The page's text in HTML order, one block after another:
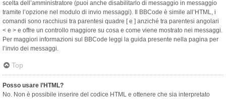
scelta dell’amministratore (puoi anche disabilitarlo di messaggio in messaggio
tramite l’opzione nel modulo di invio messaggi). Il BBCode è simile all’HTML, i
comandi sono racchiusi tra parentesi quadre [ e ] anziché tra parentesi angolari
< e > e offre un controllo maggiore su cosa e come viene mostrato nei messaggi.
Per maggiori informazioni sul BBCode leggi la guida presente nella pagina per
l’invio dei messaggi.
Top
Posso usare l’HTML?
No. Non è possibile inserire del codice HTML e ottenere che sia interpretato